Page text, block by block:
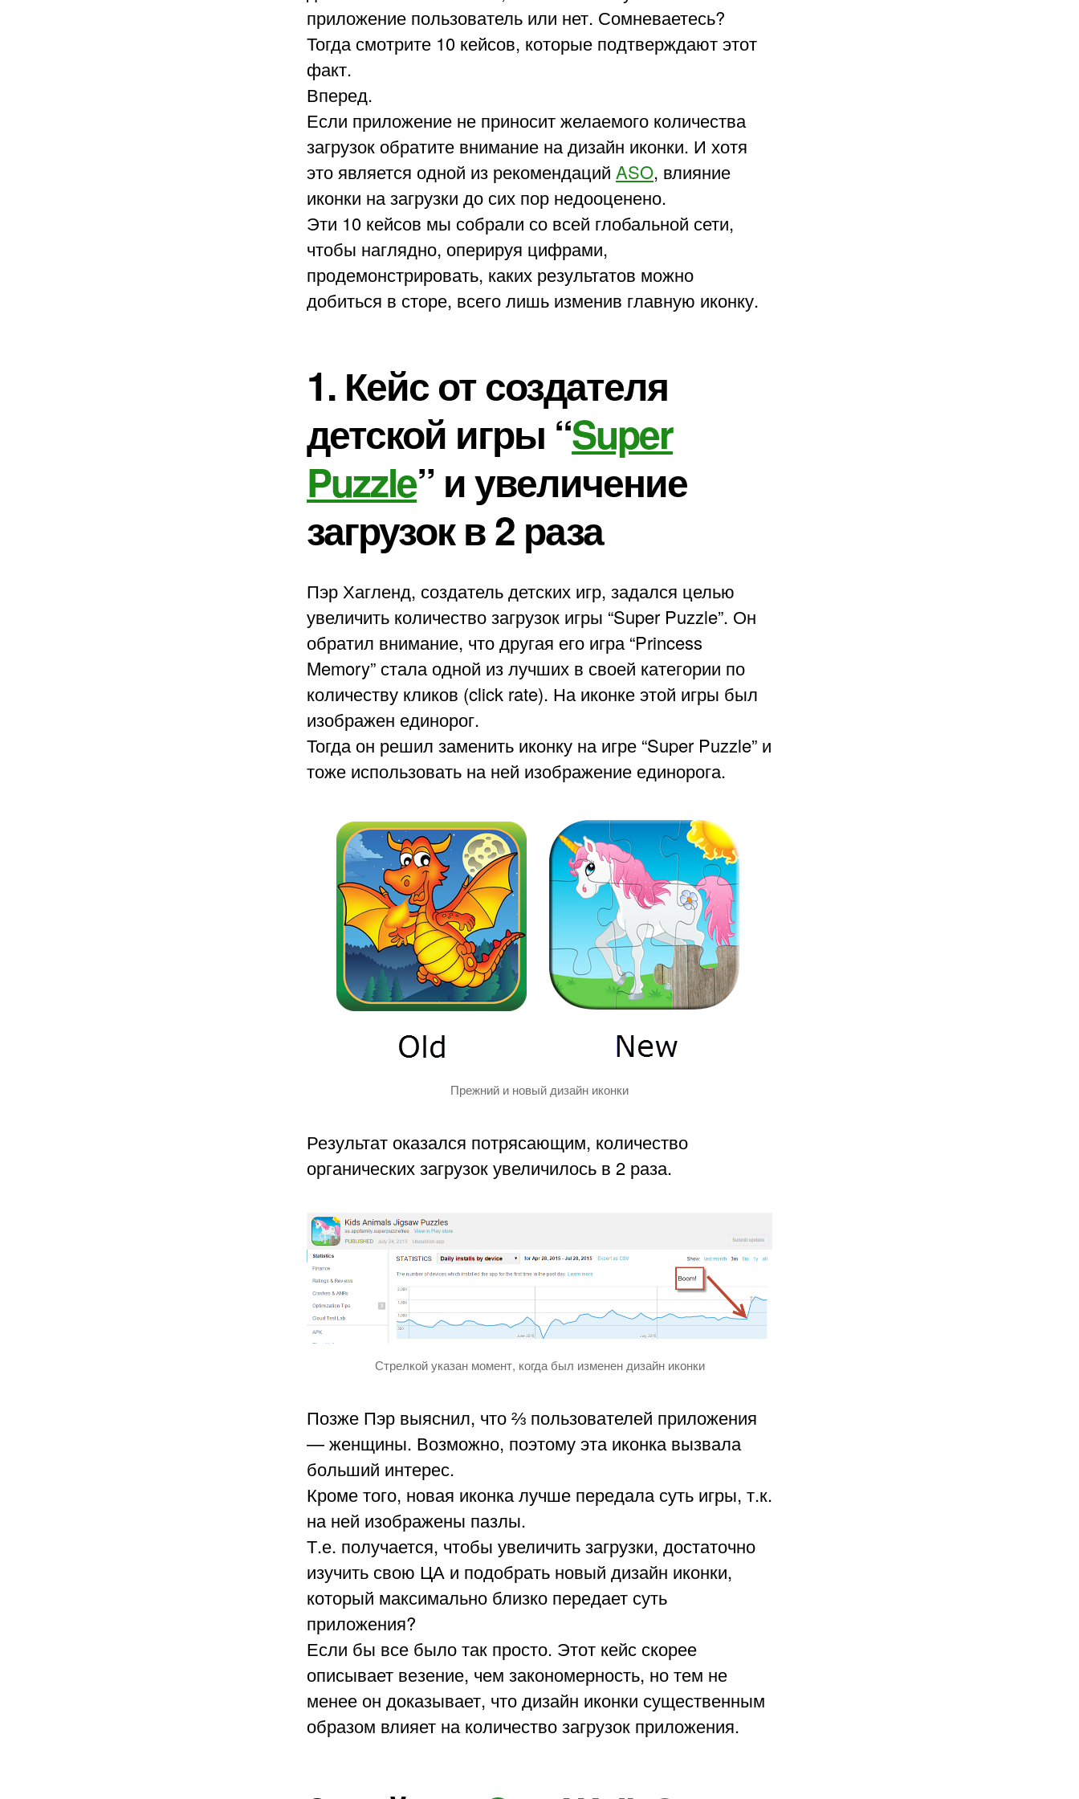
приложение пользователь или нет. Сомневаетесь?
Тогда смотрите 10 кейсов, которые подтверждают этот
факт.
Вперед.
Если приложение не приносит желаемого количества
загрузок обратите внимание на дизайн иконки. И хотя
это является одной из рекомендаций ASO, влияние
иконки на загрузки до сих пор недооценено.
Эти 10 кейсов мы собрали со всей глобальной сети,
чтобы наглядно, оперируя цифрами,
продемонстрировать, каких результатов можно
добиться в сторе, всего лишь изменив главную иконку.
1. Кейс от создателя
детской игры “Super
Puzzle” и увеличение
загрузок в 2 раза
Пэр Хагленд, создатель детских игр, задался целью
увеличить количество загрузок игры “Super Puzzle”. Он
обратил внимание, что другая его игра “Princess
Memory” стала одной из лучших в своей категории по
количеству кликов (click rate). На иконке этой игры был
изображен единорог.
Тогда он решил заменить иконку на игре “Super Puzzle” и
тоже использовать на ней изображение единорога.
Прежний и новый дизайн иконки
Результат оказался потрясающим, количество
органических загрузок увеличилось в 2 раза.
Стрелкой указан момент, когда был изменен дизайн иконки
Позже Пэр выяснил, что ⅔ пользователей приложения
— женщины. Возможно, поэтому эта иконка вызвала
больший интерес.
Кроме того, новая иконка лучше передала суть игры, т.к.
на ней изображены пазлы.
Т.е. получается, чтобы увеличить загрузки, достаточно
изучить свою ЦА и подобрать новый дизайн иконки,
который максимально близко передает суть
приложения?
Если бы все было так просто. Этот кейс скорее
описывает везение, чем закономерность, но тем не
менее он доказывает, что дизайн иконки существенным
образом влияет на количество загрузок приложения.